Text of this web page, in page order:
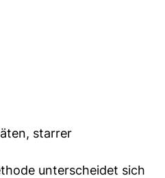
starrer
unterscheidet sich